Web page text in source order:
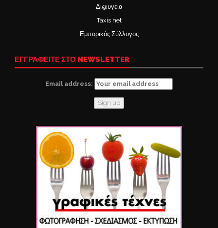
Δι@υγεια
Taxis net
Εμπορικός Σύλλογος
ΕΓΓΡΑΦΕΙΤΕ ΣΤΟ NEWSLETTER
Email address: